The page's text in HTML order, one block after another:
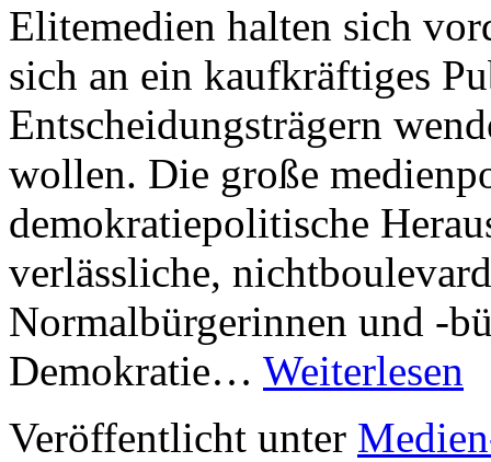
Elitemedien halten sich
sich an ein kaufkräftiges
Entscheidungsträgern
wollen. Die große
demokratiepolitische
verlässliche,
Normalbürgerinnen und -
Demokratie… Weiterlesen
Veröffentlicht unter